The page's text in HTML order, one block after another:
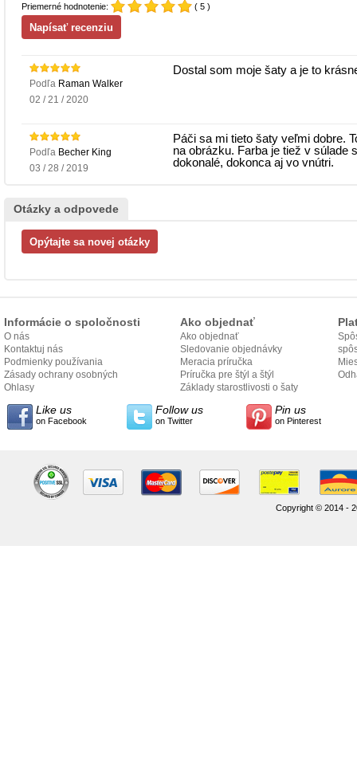
Priemerné hodnotenie: ( 5 )
Podľa Raman Walker
02 / 21 / 2020
Dostal som moje šaty a je to
Podľa Becher King
03 / 28 / 2019
Páči sa mi tieto šaty veľmi dobre.
na obrázku. Farba je tiež v súlade
dokonalé, dokonca aj vo vnútri.
Otázky a odpovede
Informácie o spoločnosti
O nás
Kontaktuj nás
Podmienky používania
Zásady ochrany osobných
údajov
Ohlasy
Ako objednať
Ako objednať
Sledovanie objednávky
Meracia príručka
Príručka pre štýl a štýl
Základy starostlivosti o šaty
Like us
on Facebook
Follow us
on Twitter
Pin us
on Pinterest
Copyright © 2014 -